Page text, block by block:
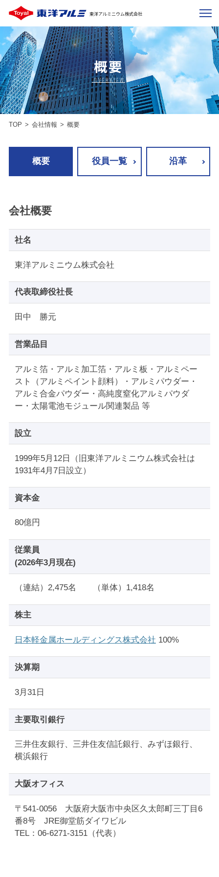
東洋アルミニウム株式会社
概要
OVERVIEW
TOP 会社情報 概要
概要 役員一覧 沿革
会社概要
社名
東洋アルミニウム株式会社
代表取締役社長
田中 勝元
営業品目
アルミ箔・アルミ加工箔・アルミ板・アルミペー
スト（アルミペイント顔料）・ アルミパウダー・
アルミ合金パウダー・高純度窒化アルミパウダ
ー・ 太陽電池モジュール関連製品 等
設立
1999年5月12日（旧東洋アルミニウム株式会社は
1931年4月7日設立）
資本金
80億円
従業員
(2026年3月現在)
（連結）2,475名 （単体）1,418名
株主
日本軽金属ホールディングス株式会社 100%
決算期
3月31日
主要取引銀行
三井住友銀行、三井住友信託銀行、みずほ銀行、
横浜銀行
大阪オフィス
〒541-0056 大阪府大阪市中央区久太郎町三丁目6
番8号 JRE御堂筋ダイワビル
TEL：06-6271-3151（代表）